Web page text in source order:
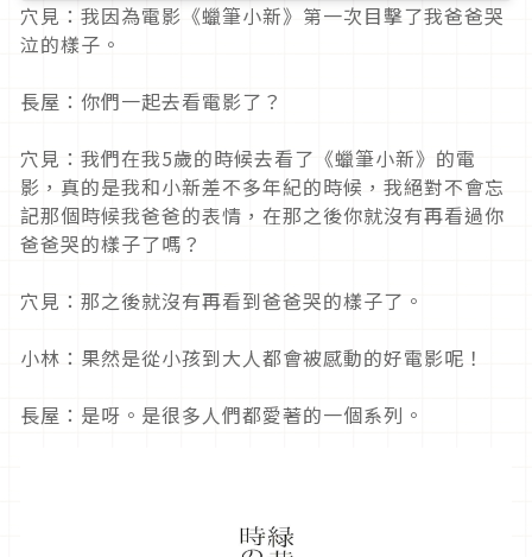
穴見：我因為電影《蠟筆小新》第一次目擊了我爸爸哭
泣的樣子。
長屋：你們一起去看電影了？
穴見：我們在我5歲的時候去看了《蠟筆小新》的電
影，真的是我和小新差不多年紀的時候，我絕對不會忘
記那個時候我爸爸的表情，在那之後你就沒有再看過你
爸爸哭的樣子了嗎？
穴見：那之後就沒有再看到爸爸哭的樣子了。
小林：果然是從小孩到大人都會被感動的好電影呢！
長屋：是呀。是很多人們都愛著的一個系列。